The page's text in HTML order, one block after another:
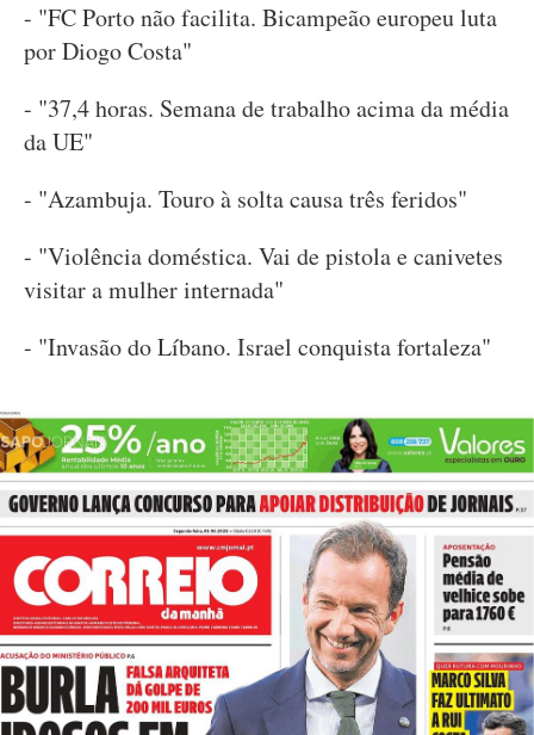
- "FC Porto não facilita. Bicampeão europeu luta
por Diogo Costa"
- "37,4 horas. Semana de trabalho acima da média
da UE"
- "Azambuja. Touro à solta causa três feridos"
- "Violência doméstica. Vai de pistola e canivetes
visitar a mulher internada"
- "Invasão do Líbano. Israel conquista fortaleza"